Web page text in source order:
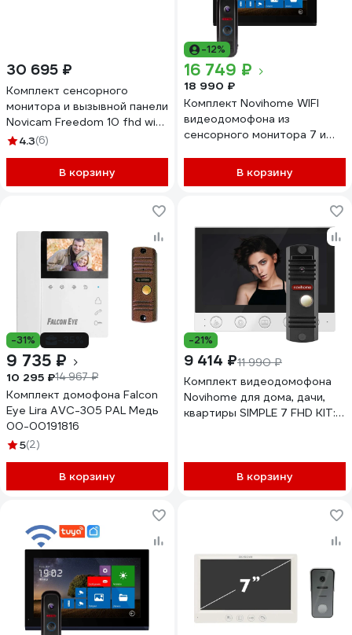
30 695 ₽
Комплект сенсорного
монитора и вызывной панели
Novicam Freedom 10 fhd wifi
kit 4229
4.3(6)
В корзину
-12%
16 749 ₽
18 990 ₽
Комплект Novihome WIFI
видеодомофона из
сенсорного монитора 7 и
DARK FHD WIFI KIT. 5 м
кабель в комплекте.
В корзину
-31%
9 735 ₽
10 295 ₽14 967 ₽
Комплект домофона Falcon
Eye Lira AVC-305 PAL Медь
00-00191816
5(2)
В корзину
-21%
9 414 ₽11 990 ₽
Комплект видеодомофона
Novihome для дома, дачи,
квартиры SIMPLE 7 FHD KIT:
беспокоить, совместим с
подъездным домофоном
через модуль сопряжения
В корзину